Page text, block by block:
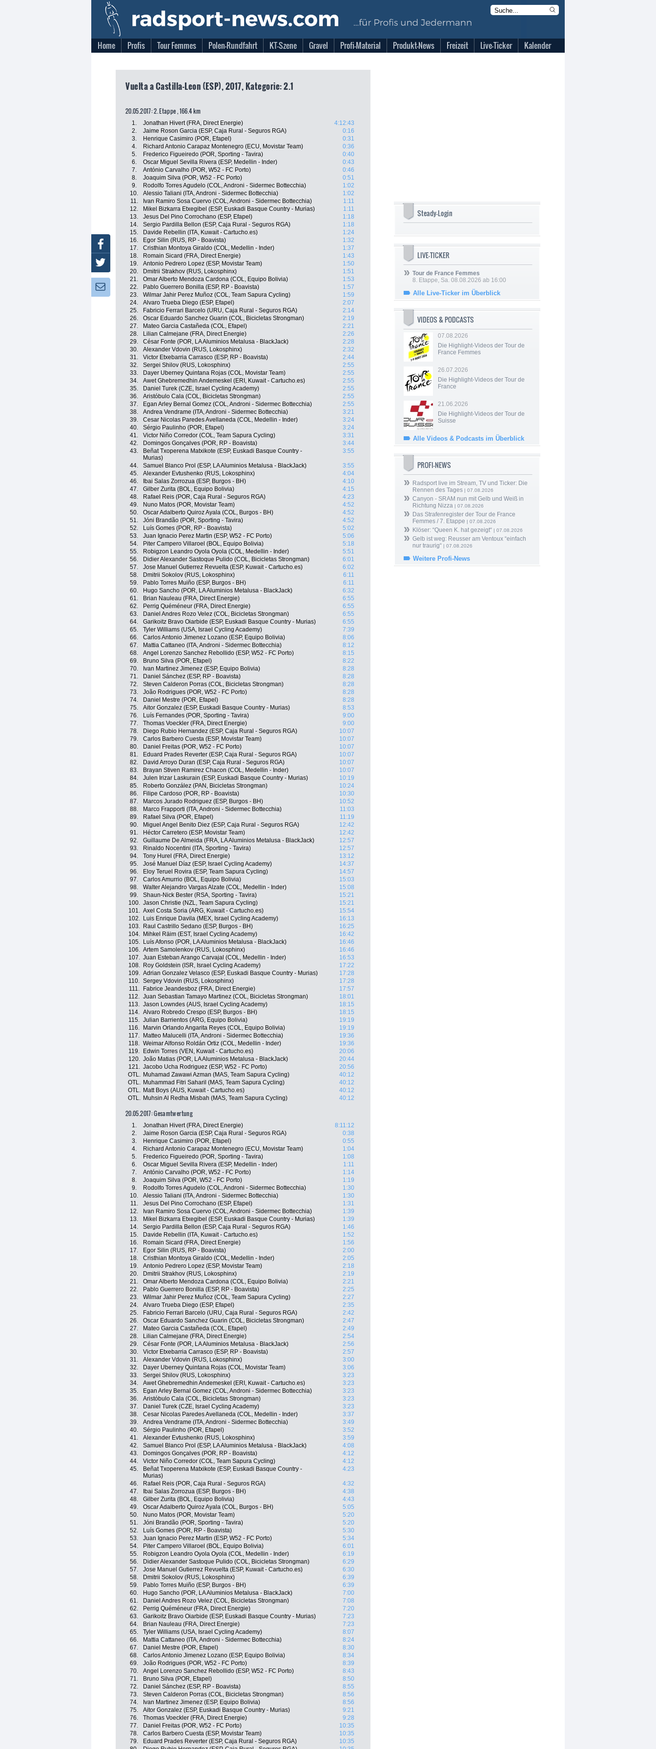
Home Profis Tour Femmes Polen-Rundfahrt KT-Szene Gravel Profi-Material Produkt-News Freizeit Live-Ticker Kalender
Vuelta a Castilla-Leon (ESP), 2017, Kategorie: 2.1
20.05.2017: 2. Etappe , 166.4 km
1. Jonathan Hivert (FRA, Direct Energie)
4:12:43
2.
Jaime Roson Garcia (ESP, Caja Rural - Seguros RGA)
0:16
3.
Henrique Casimiro (POR, Efapel)
0:31
4.
Richard Antonio Carapaz Montenegro (ECU, Movistar Team)
0:36
5.
Frederico Figueiredo (POR, Sporting - Tavira)
0:40
6.
Oscar Miguel Sevilla Rivera (ESP, Medellin - Inder)
0:43
7.
António Carvalho (POR, W52 - FC Porto)
0:46
8.
Joaquim Silva (POR, W52 - FC Porto)
0:51
9.
Rodolfo Torres Agudelo (COL, Androni - Sidermec Bottecchia)
1:02
10.
Alessio Taliani (ITA, Androni - Sidermec Bottecchia)
1:02
11.
Ivan Ramiro Sosa Cuervo (COL, Androni - Sidermec Bottecchia)
1:11
12.
Mikel Bizkarra Etxegibel (ESP, Euskadi Basque Country - Murias)
1:11
13.
Jesus Del Pino Corrochano (ESP, Efapel)
1:18
14.
Sergio Pardilla Bellon (ESP, Caja Rural - Seguros RGA)
1:18
15.
Davide Rebellin (ITA, Kuwait - Cartucho.es)
1:24
16.
Egor Silin (RUS, RP - Boavista)
1:32
17.
Cristhian Montoya Giraldo (COL, Medellin - Inder)
1:37
18.
Romain Sicard (FRA, Direct Energie)
1:43
19.
Antonio Pedrero Lopez (ESP, Movistar Team)
1:50
20.
Dmitrii Strakhov (RUS, Lokosphinx)
1:51
21.
Omar Alberto Mendoza Cardona (COL, Equipo Bolivia)
1:53
22.
Pablo Guerrero Bonilla (ESP, RP - Boavista)
1:57
23.
Wilmar Jahir Perez Muñoz (COL, Team Sapura Cycling)
1:59
24.
Alvaro Trueba Diego (ESP, Efapel)
2:07
25.
Fabricio Ferrari Barcelo (URU, Caja Rural - Seguros RGA)
2:14
26.
Oscar Eduardo Sanchez Guarin (COL, Bicicletas Strongman)
2:19
27.
Mateo Garcia Castañeda (COL, Efapel)
2:21
28.
Lilian Calmejane (FRA, Direct Energie)
2:26
29.
César Fonte (POR, LA Aluminios Metalusa - BlackJack)
2:28
30.
Alexander Vdovin (RUS, Lokosphinx)
2:32
31.
Victor Etxebarria Carrasco (ESP, RP - Boavista)
2:44
32.
Sergei Shilov (RUS, Lokosphinx)
2:55
33.
Dayer Uberney Quintana Rojas (COL, Movistar Team)
2:55
34.
Awet Ghebremedhin Andemeskel (ERI, Kuwait - Cartucho.es)
2:55
35.
Daniel Turek (CZE, Israel Cycling Academy)
2:55
36.
Aristóbulo Cala (COL, Bicicletas Strongman)
2:55
37.
Egan Arley Bernal Gomez (COL, Androni - Sidermec Bottecchia)
2:55
38.
Andrea Vendrame (ITA, Androni - Sidermec Bottecchia)
3:21
39.
Cesar Nicolas Paredes Avellaneda (COL, Medellin - Inder)
3:24
40.
Sérgio Paulinho (POR, Efapel)
3:24
41.
Victor Niño Corredor (COL, Team Sapura Cycling)
3:31
42.
Domingos Gonçalves (POR, RP - Boavista)
3:44
43.
Beñat Txoperena Matxikote (ESP, Euskadi Basque Country -
Murias)
3:55
44. Samuel Blanco Prol (ESP, LA Aluminios Metalusa - BlackJack)
3:55
45.
Alexander Evtushenko (RUS, Lokosphinx)
4:04
46.
Ibai Salas Zorrozua (ESP, Burgos - BH)
4:10
47.
Gilber Zurita (BOL, Equipo Bolivia)
4:15
48.
Rafael Reis (POR, Caja Rural - Seguros RGA)
4:23
49.
Nuno Matos (POR, Movistar Team)
4:52
50.
Oscar Adalberto Quiroz Ayala (COL, Burgos - BH)
4:52
51.
Jóni Brandão (POR, Sporting - Tavira)
4:52
52.
Luís Gomes (POR, RP - Boavista)
5:02
53.
Juan Ignacio Perez Martin (ESP, W52 - FC Porto)
5:06
54.
Piter Campero Villaroel (BOL, Equipo Bolivia)
5:18
55.
Robigzon Leandro Oyola Oyola (COL, Medellin - Inder)
5:51
56.
Didier Alexander Sastoque Pulido (COL, Bicicletas Strongman)
6:01
57.
Jose Manuel Gutierrez Revuelta (ESP, Kuwait - Cartucho.es)
6:02
58.
Dmitrii Sokolov (RUS, Lokosphinx)
6:11
59.
Pablo Torres Muiño (ESP, Burgos - BH)
6:11
60.
Hugo Sancho (POR, LA Aluminios Metalusa - BlackJack)
6:32
61.
Brian Nauleau (FRA, Direct Energie)
6:55
62.
Perrig Quéméneur (FRA, Direct Energie)
6:55
63.
Daniel Andres Rozo Velez (COL, Bicicletas Strongman)
6:55
64.
Garikoitz Bravo Oiarbide (ESP, Euskadi Basque Country - Murias)
6:55
65.
Tyler Williams (USA, Israel Cycling Academy)
7:39
66.
Carlos Antonio Jimenez Lozano (ESP, Equipo Bolivia)
8:06
67.
Mattia Cattaneo (ITA, Androni - Sidermec Bottecchia)
8:12
68.
Angel Lorenzo Sanchez Rebollido (ESP, W52 - FC Porto)
8:15
69.
Bruno Silva (POR, Efapel)
8:22
70.
Ivan Martinez Jimenez (ESP, Equipo Bolivia)
8:28
71.
Daniel Sánchez (ESP, RP - Boavista)
8:28
72.
Steven Calderon Porras (COL, Bicicletas Strongman)
8:28
73.
João Rodrigues (POR, W52 - FC Porto)
8:28
74.
Daniel Mestre (POR, Efapel)
8:28
75.
Aitor Gonzalez (ESP, Euskadi Basque Country - Murias)
8:53
76.
Luís Fernandes (POR, Sporting - Tavira)
9:00
77.
Thomas Voeckler (FRA, Direct Energie)
9:00
78.
Diego Rubio Hernandez (ESP, Caja Rural - Seguros RGA)
10:07
79.
Carlos Barbero Cuesta (ESP, Movistar Team)
10:07
80.
Daniel Freitas (POR, W52 - FC Porto)
10:07
81.
Eduard Prades Reverter (ESP, Caja Rural - Seguros RGA)
10:07
82.
David Arroyo Duran (ESP, Caja Rural - Seguros RGA)
10:07
83.
Brayan Stiven Ramirez Chacon (COL, Medellin - Inder)
10:07
84.
Julen Irizar Laskurain (ESP, Euskadi Basque Country - Murias)
10:19
85.
Roberto González (PAN, Bicicletas Strongman)
10:24
86.
Filipe Cardoso (POR, RP - Boavista)
10:30
87.
Marcos Jurado Rodriguez (ESP, Burgos - BH)
10:52
88.
Marco Frapporti (ITA, Androni - Sidermec Bottecchia)
11:03
89.
Rafael Silva (POR, Efapel)
11:19
90.
Miguel Angel Benito Diez (ESP, Caja Rural - Seguros RGA)
12:42
91.
Héctor Carretero (ESP, Movistar Team)
12:42
92.
Guillaume De Almeida (FRA, LA Aluminios Metalusa - BlackJack)
12:57
93.
Rinaldo Nocentini (ITA, Sporting - Tavira)
12:57
94.
Tony Hurel (FRA, Direct Energie)
13:12
95.
José Manuel Díaz (ESP, Israel Cycling Academy)
14:37
96.
Eloy Teruel Rovira (ESP, Team Sapura Cycling)
14:57
97.
Carlos Amurrio (BOL, Equipo Bolivia)
15:03
98.
Walter Alejandro Vargas Alzate (COL, Medellin - Inder)
15:08
99.
Shaun-Nick Bester (RSA, Sporting - Tavira)
15:21
100. Jason Christie (NZL, Team Sapura Cycling)
15:21
101. Axel Costa Soria (ARG, Kuwait - Cartucho.es)
15:54
102.
Luis Enrique Davila (MEX, Israel Cycling Academy)
16:13
103.
Raul Castrillo Sedano (ESP, Burgos - BH)
16:25
104.
Mihkel Räim (EST, Israel Cycling Academy)
16:42
105.
Luís Afonso (POR, LA Aluminios Metalusa - BlackJack)
16:46
106. Artem Samolenkov (RUS, Lokosphinx)
16:46
107. Juan Esteban Arango Carvajal (COL, Medellin - Inder)
16:53
108.
Roy Goldstein (ISR, Israel Cycling Academy)
17:22
109. Adrian Gonzalez Velasco (ESP, Euskadi Basque Country - Murias)
17:28
110. Sergey Vdovin (RUS, Lokosphinx)
17:28
111.
Fabrice Jeandesboz (FRA, Direct Energie)
17:57
112. Juan Sebastian Tamayo Martinez (COL, Bicicletas Strongman)
18:01
113. Jason Lowndes (AUS, Israel Cycling Academy)
18:15
114. Alvaro Robredo Crespo (ESP, Burgos - BH)
18:15
115. Julian Barrientos (ARG, Equipo Bolivia)
19:19
116.
Marvin Orlando Angarita Reyes (COL, Equipo Bolivia)
19:19
117.
Matteo Malucelli (ITA, Androni - Sidermec Bottecchia)
19:36
118. Weimar Alfonso Roldán Ortiz (COL, Medellin - Inder)
19:36
119.
Edwin Torres (VEN, Kuwait - Cartucho.es)
20:06
120. João Matias (POR, LA Aluminios Metalusa - BlackJack)
20:44
121. Jacobo Ucha Rodriguez (ESP, W52 - FC Porto)
20:56
OTL. Muhamad Zawawi Azman (MAS, Team Sapura Cycling)
40:12
OTL. Muhammad Fitri Saharil (MAS, Team Sapura Cycling)
40:12
OTL. Matt Boys (AUS, Kuwait - Cartucho.es)
40:12
OTL. Muhsin Al Redha Misbah (MAS, Team Sapura Cycling) 40:12
20.05.2017: Gesamtwertung
1. Jonathan Hivert (FRA, Direct Energie)
8:11:12
2.
Jaime Roson Garcia (ESP, Caja Rural - Seguros RGA)
0:38
3.
Henrique Casimiro (POR, Efapel)
0:55
4.
Richard Antonio Carapaz Montenegro (ECU, Movistar Team)
1:04
5.
Frederico Figueiredo (POR, Sporting - Tavira)
1:08
6.
Oscar Miguel Sevilla Rivera (ESP, Medellin - Inder)
1:11
7.
António Carvalho (POR, W52 - FC Porto)
1:14
8.
Joaquim Silva (POR, W52 - FC Porto)
1:19
9.
Rodolfo Torres Agudelo (COL, Androni - Sidermec Bottecchia)
1:30
10.
Alessio Taliani (ITA, Androni - Sidermec Bottecchia)
1:30
11.
Jesus Del Pino Corrochano (ESP, Efapel)
1:31
12.
Ivan Ramiro Sosa Cuervo (COL, Androni - Sidermec Bottecchia)
1:39
13.
Mikel Bizkarra Etxegibel (ESP, Euskadi Basque Country - Murias)
1:39
14.
Sergio Pardilla Bellon (ESP, Caja Rural - Seguros RGA)
1:46
15.
Davide Rebellin (ITA, Kuwait - Cartucho.es)
1:52
16.
Romain Sicard (FRA, Direct Energie)
1:56
17.
Egor Silin (RUS, RP - Boavista)
2:00
18.
Cristhian Montoya Giraldo (COL, Medellin - Inder)
2:05
19.
Antonio Pedrero Lopez (ESP, Movistar Team)
2:18
20.
Dmitrii Strakhov (RUS, Lokosphinx)
2:19
21.
Omar Alberto Mendoza Cardona (COL, Equipo Bolivia)
2:21
22.
Pablo Guerrero Bonilla (ESP, RP - Boavista)
2:25
23.
Wilmar Jahir Perez Muñoz (COL, Team Sapura Cycling)
2:27
24.
Alvaro Trueba Diego (ESP, Efapel)
2:35
25.
Fabricio Ferrari Barcelo (URU, Caja Rural - Seguros RGA)
2:42
26.
Oscar Eduardo Sanchez Guarin (COL, Bicicletas Strongman)
2:47
27.
Mateo Garcia Castañeda (COL, Efapel)
2:49
28.
Lilian Calmejane (FRA, Direct Energie)
2:54
29.
César Fonte (POR, LA Aluminios Metalusa - BlackJack)
2:56
30.
Victor Etxebarria Carrasco (ESP, RP - Boavista)
2:57
31.
Alexander Vdovin (RUS, Lokosphinx)
3:00
32.
Dayer Uberney Quintana Rojas (COL, Movistar Team)
3:06
33.
Sergei Shilov (RUS, Lokosphinx)
3:23
34.
Awet Ghebremedhin Andemeskel (ERI, Kuwait - Cartucho.es)
3:23
35.
Egan Arley Bernal Gomez (COL, Androni - Sidermec Bottecchia)
3:23
36.
Aristóbulo Cala (COL, Bicicletas Strongman)
3:23
37.
Daniel Turek (CZE, Israel Cycling Academy)
3:23
38.
Cesar Nicolas Paredes Avellaneda (COL, Medellin - Inder)
3:37
39.
Andrea Vendrame (ITA, Androni - Sidermec Bottecchia)
3:49
40.
Sérgio Paulinho (POR, Efapel)
3:52
41.
Alexander Evtushenko (RUS, Lokosphinx)
3:59
42.
Samuel Blanco Prol (ESP, LA Aluminios Metalusa - BlackJack)
4:08
43.
Domingos Gonçalves (POR, RP - Boavista)
4:12
44.
Victor Niño Corredor (COL, Team Sapura Cycling)
4:12
45.
Beñat Txoperena Matxikote (ESP, Euskadi Basque Country -
Murias)
4:23
46. Rafael Reis (POR, Caja Rural - Seguros RGA)
4:32
47.
Ibai Salas Zorrozua (ESP, Burgos - BH)
4:38
48.
Gilber Zurita (BOL, Equipo Bolivia)
4:43
49.
Oscar Adalberto Quiroz Ayala (COL, Burgos - BH)
5:05
50.
Nuno Matos (POR, Movistar Team)
5:20
51.
Jóni Brandão (POR, Sporting - Tavira)
5:20
52.
Luís Gomes (POR, RP - Boavista)
5:30
53.
Juan Ignacio Perez Martin (ESP, W52 - FC Porto)
5:34
54.
Piter Campero Villaroel (BOL, Equipo Bolivia)
6:01
55.
Robigzon Leandro Oyola Oyola (COL, Medellin - Inder)
6:19
56.
Didier Alexander Sastoque Pulido (COL, Bicicletas Strongman)
6:29
57.
Jose Manuel Gutierrez Revuelta (ESP, Kuwait - Cartucho.es)
6:30
58.
Dmitrii Sokolov (RUS, Lokosphinx)
6:39
59.
Pablo Torres Muiño (ESP, Burgos - BH)
6:39
60.
Hugo Sancho (POR, LA Aluminios Metalusa - BlackJack)
7:00
61.
Daniel Andres Rozo Velez (COL, Bicicletas Strongman)
7:08
62.
Perrig Quéméneur (FRA, Direct Energie)
7:20
63.
Garikoitz Bravo Oiarbide (ESP, Euskadi Basque Country - Murias)
7:23
64.
Brian Nauleau (FRA, Direct Energie)
7:23
65.
Tyler Williams (USA, Israel Cycling Academy)
8:07
66.
Mattia Cattaneo (ITA, Androni - Sidermec Bottecchia)
8:24
67.
Daniel Mestre (POR, Efapel)
8:30
68.
Carlos Antonio Jimenez Lozano (ESP, Equipo Bolivia)
8:34
69.
João Rodrigues (POR, W52 - FC Porto)
8:39
70.
Angel Lorenzo Sanchez Rebollido (ESP, W52 - FC Porto)
8:43
71.
Bruno Silva (POR, Efapel)
8:50
72.
Daniel Sánchez (ESP, RP - Boavista)
8:55
73.
Steven Calderon Porras (COL, Bicicletas Strongman)
8:56
74.
Ivan Martinez Jimenez (ESP, Equipo Bolivia)
8:56
75.
Aitor Gonzalez (ESP, Euskadi Basque Country - Murias)
9:21
76.
Thomas Voeckler (FRA, Direct Energie)
9:28
77.
Daniel Freitas (POR, W52 - FC Porto)
10:35
78.
Carlos Barbero Cuesta (ESP, Movistar Team)
10:35
79.
Eduard Prades Reverter (ESP, Caja Rural - Seguros RGA)
10:35
Steady-Login
LIVE-TICKER
Tour de France Femmes
8. Etappe, Sa. 08.08.2026 ab 16:00
Alle Live-Ticker im Überblick
VIDEOS & PODCASTS
07.08.2026
Die Highlight-Videos der Tour de
France Femmes
26.07.2026
Die Highlight-Videos der Tour de
France
21.06.2026
Die Highlight-Videos der Tour de
Suisse
Alle Videos & Podcasts im Überblick
PROFI-NEWS
Radsport live im Stream, TV und Ticker: Die
Rennen des Tages | 07.08.2026
Canyon - SRAM nun mit Gelb und Weiß in
Richtung Nizza | 07.08.2026
Das Strafenregister der Tour de France
Femmes / 7. Etappe | 07.08.2026
Klöser: “Queen K. hat gezeigt“ | 07.08.2026
Gelb ist weg: Reusser am Ventoux “einfach
nur traurig“ | 07.08.2026
Weitere Profi-News
Facebook
Twitter
Newsletter: